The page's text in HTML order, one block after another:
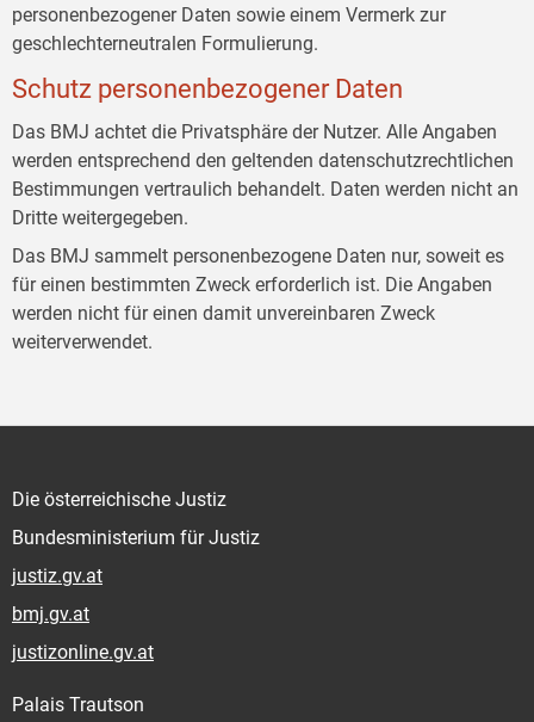
personenbezogener Daten sowie einem Vermerk zur
geschlechterneutralen Formulierung.
Schutz personenbezogener Daten
Das BMJ achtet die Privatsphäre der Nutzer. Alle Angaben
werden entsprechend den geltenden datenschutzrechtlichen
Bestimmungen vertraulich behandelt. Daten werden nicht an
Dritte weitergegeben.
Das BMJ sammelt personenbezogene Daten nur, soweit es
für einen bestimmten Zweck erforderlich ist. Die Angaben
werden nicht für einen damit unvereinbaren Zweck
weiterverwendet.
Die österreichische Justiz
Bundesministerium für Justiz
justiz.gv.at
bmj.gv.at
justizonline.gv.at
Palais Trautson